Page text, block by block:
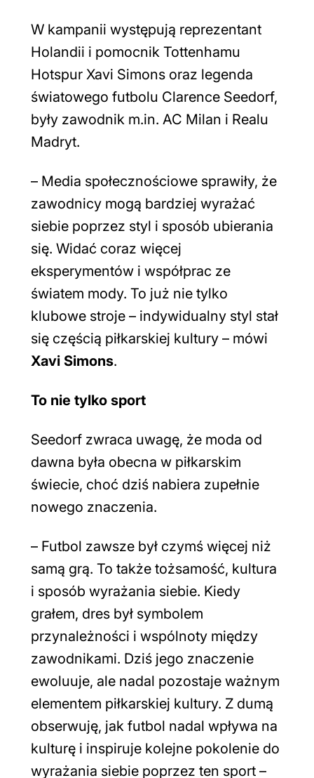
W kampanii występują reprezentant
Holandii i pomocnik Tottenhamu
Hotspur Xavi Simons oraz legenda
światowego futbolu Clarence Seedorf,
były zawodnik m.in. AC Milan i Realu
Madryt.
– Media społecznościowe sprawiły, że
zawodnicy mogą bardziej wyrażać
siebie poprzez styl i sposób ubierania
się. Widać coraz więcej
eksperymentów i współprac ze
światem mody. To już nie tylko
klubowe stroje – indywidualny styl stał
się częścią piłkarskiej kultury – mówi
Xavi Simons.
To nie tylko sport
Seedorf zwraca uwagę, że moda od
dawna była obecna w piłkarskim
świecie, choć dziś nabiera zupełnie
nowego znaczenia.
– Futbol zawsze był czymś więcej niż
samą grą. To także tożsamość, kultura
i sposób wyrażania siebie. Kiedy
grałem, dres był symbolem
przynależności i wspólnoty między
zawodnikami. Dziś jego znaczenie
ewoluuje, ale nadal pozostaje ważnym
elementem piłkarskiej kultury. Z dumą
obserwuję, jak futbol nadal wpływa na
kulturę i inspiruje kolejne pokolenie do
wyrażania siebie poprzez ten sport –